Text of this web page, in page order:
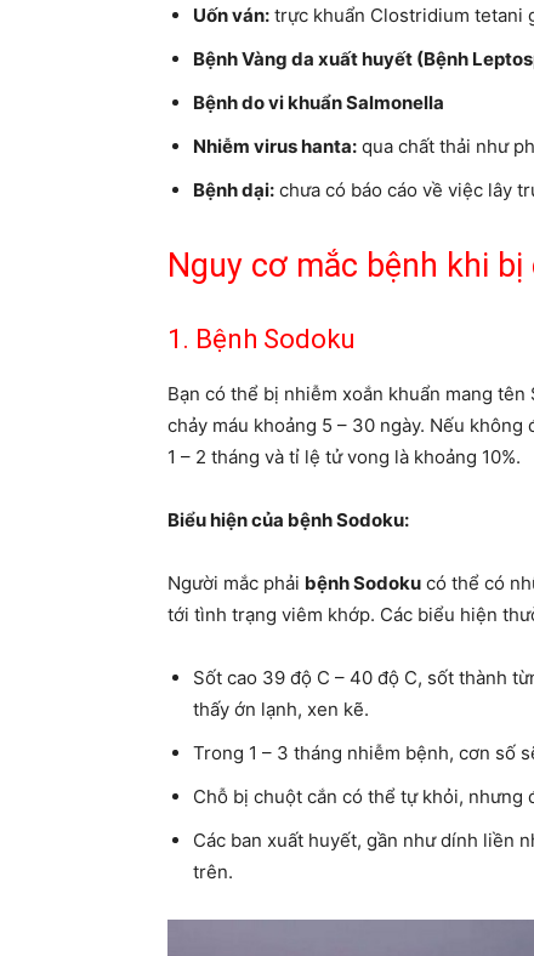
Uốn ván: trực khuẩn Clostridium tetani
Bệnh Vàng da xuất huyết (Bệnh
Bệnh do vi khuẩn Salmonella
Nhiễm virus hanta: qua chất thải như
Bệnh dại: chưa có báo cáo về việc lây
Nguy cơ mắc bệnh khi
1. Bệnh Sodoku
Bạn có thể bị nhiễm xoắn khuẩn mang
chảy máu khoảng 5 – 30 ngày. Nếu
1 – 2 tháng và tỉ lệ tử vong là khoảng 10%.
Biểu hiện của bệnh Sodoku:
Người mắc phải bệnh Sodoku có thể có
tới tình trạng viêm khớp. Các biểu hiện
Sốt cao 39 độ C – 40 độ C, sốt thành
thấy ớn lạnh, xen kẽ.
Trong 1 – 3 tháng nhiễm bệnh, cơn số
Chỗ bị chuột cắn có thể tự khỏi, nhưng
Các ban xuất huyết, gần như dính liền
trên.